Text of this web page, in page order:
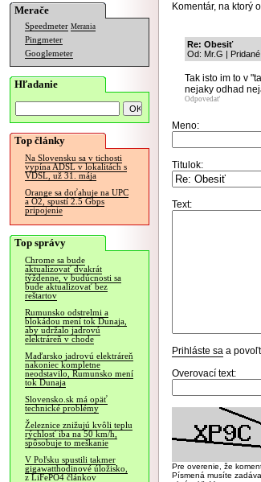
Merače
Speedmeter Merania
Pingmeter
Googlemeter
Hľadanie
Top články
Na Slovensku sa v tichosti
vypína ADSL v lokalitách s
VDSL, už 31. mája
Orange sa doťahuje na UPC
a O2, spustí 2.5 Gbps
pripojenie
Top správy
Chrome sa bude
aktualizovať dvakrát
týždenne, v budúcnosti sa
bude aktualizovať bez
reštartov
Rumunsko odstrelmi a
blokádou mení tok Dunaja,
aby udržalo jadrovú
elektráreň v chode
Maďarsko jadrovú elektráreň
nakoniec kompletne
neodstavilo, Rumunsko mení
tok Dunaja
Slovensko.sk má opäť
technické problémy
Železnice znižujú kvôli teplu
rýchlosť iba na 50 km/h,
spôsobuje to meškanie
V Poľsku spustili takmer
gigawatthodinové úložisko,
z LiFePO4 článkov
Komentár, na ktorý
Re: Obesiť
Od: Mr.G |
Tak isto im to v
nejaky odhad
Odpovedať
Meno:
Titulok:
Text:
Prihláste sa a
Overovací text:
Pre overenie, že
Písmená musíte